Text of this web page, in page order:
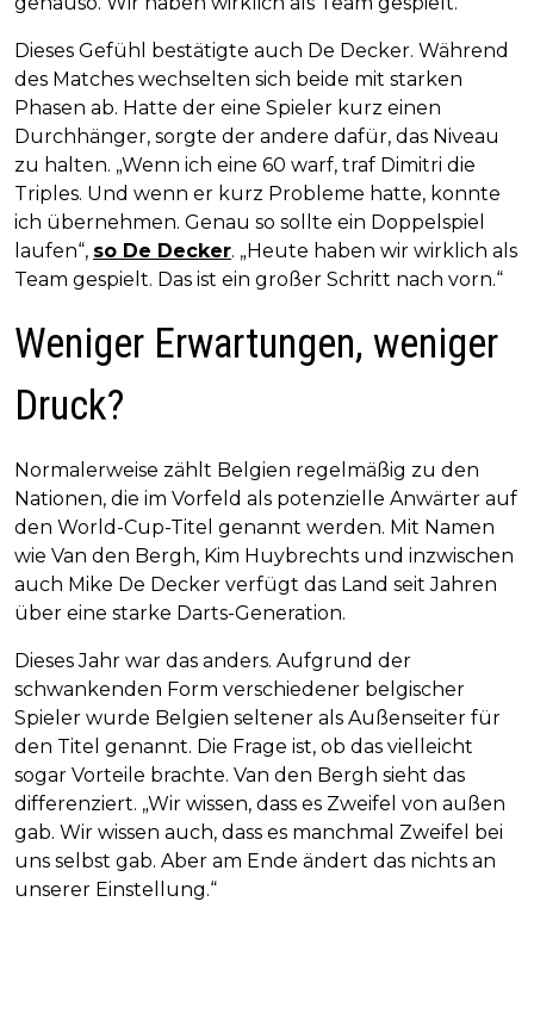
Dieses Gefühl bestätigte auch De Decker. Während
des Matches wechselten sich beide mit starken
Phasen ab. Hatte der eine Spieler kurz einen
Durchhänger, sorgte der andere dafür, das Niveau
zu halten. „Wenn ich eine 60 warf, traf Dimitri die
Triples. Und wenn er kurz Probleme hatte, konnte
ich übernehmen. Genau so sollte ein Doppelspiel
laufen“, so De Decker. „Heute haben wir wirklich als
Team gespielt. Das ist ein großer Schritt nach vorn.“
Weniger Erwartungen, weniger
Druck?
Normalerweise zählt Belgien regelmäßig zu den
Nationen, die im Vorfeld als potenzielle Anwärter auf
den World-Cup-Titel genannt werden. Mit Namen
wie Van den Bergh, Kim Huybrechts und inzwischen
auch Mike De Decker verfügt das Land seit Jahren
über eine starke Darts-Generation.
Dieses Jahr war das anders. Aufgrund der
schwankenden Form verschiedener belgischer
Spieler wurde Belgien seltener als Außenseiter für
den Titel genannt. Die Frage ist, ob das vielleicht
sogar Vorteile brachte. Van den Bergh sieht das
differenziert. „Wir wissen, dass es Zweifel von außen
gab. Wir wissen auch, dass es manchmal Zweifel bei
uns selbst gab. Aber am Ende ändert das nichts an
unserer Einstellung.“